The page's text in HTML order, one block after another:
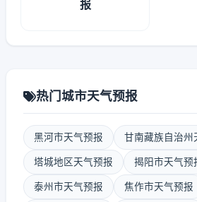
报
热门城市天气预报
黑河市天气预报 甘南藏族自治州
塔城地区天气预报 揭阳市天气预
泰州市天气预报 焦作市天气预报